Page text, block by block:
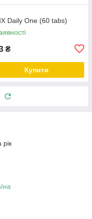
Daily One (60 tabs)
₴
Купити
рік